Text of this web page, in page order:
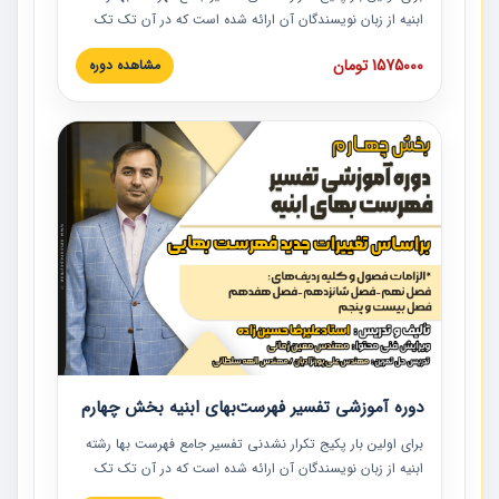
ابنیه از زبان نویسندگان آن ارائه شده است که در آن تک تک
ردیف ها و مطالب فهرست بها تفسیر و ارائه شده است. این
دوره به صورت کامل تصویری بوده و به همراه تصاویر عملیات
دوره با کلام مهندس علیرضاحسین‌زاده مدیر پروژه مهندسی
مشاور در امر بازنگری فهرست بها رشته ابنیه ارائه شده و به تمام
همکارانی که در حوزه صنعت ساخت در حال فعالیت هستند حتما
توصیه می کنیم از مطالب این دوره استفاده نمایند.
1575000 تومان مشاهده دوره
دوره آموزشی تفسیر فهرست‌بهای ابنیه بخش چهارم
برای اولین بار پکیج تکرار نشدنی تفسیر جامع فهرست بها رشته
ابنیه از زبان نویسندگان آن ارائه شده است که در آن تک تک
ردیف ها و مطالب فهرست بها تفسیر و ارائه شده است. این